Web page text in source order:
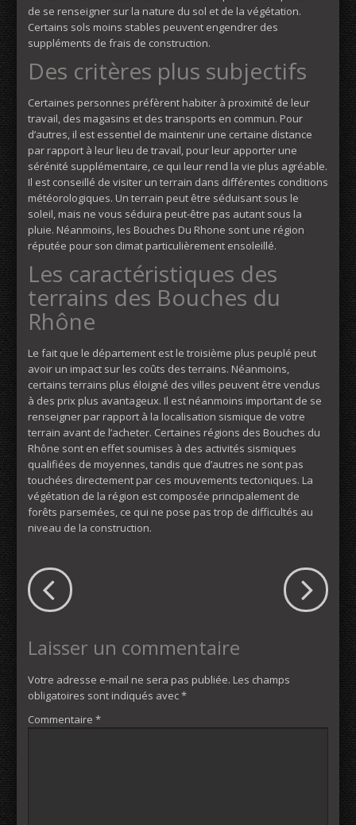
de se renseigner sur la nature du sol et de la végétation.
Certains sols moins stables peuvent engendrer des
suppléments de frais de construction.
Des critères plus subjectifs
Certaines personnes préfèrent habiter à proximité de leur
travail, des magasins et des transports en commun. Pour
d’autres, il est essentiel de maintenir une certaine distance
par rapport à leur lieu de travail, pour leur apporter une
sérénité supplémentaire, ce qui leur rend la vie plus agréable.
Il est conseillé de visiter un terrain dans différentes conditions
météorologiques. Un terrain peut être séduisant sous le
soleil, mais ne vous séduira peut-être pas autant sous la
pluie. Néanmoins, les Bouches Du Rhone sont une région
réputée pour son climat particulièrement ensoleillé.
Les caractéristiques des
terrains des Bouches du
Rhône
Le fait que le département est le troisième plus peuplé peut
avoir un impact sur les coûts des terrains. Néanmoins,
certains terrains plus éloigné des villes peuvent être vendus
à des prix plus avantageux. Il est néanmoins important de se
renseigner par rapport à la localisation sismique de votre
terrain avant de l’acheter. Certaines régions des Bouches du
Rhône sont en effet soumises à des activités sismiques
qualifiées de moyennes, tandis que d’autres ne sont pas
touchées directement par ces mouvements tectoniques. La
végétation de la région est composée principalement de
forêts parsemées, ce qui ne pose pas trop de difficultés au
niveau de la construction.
Laisser un commentaire
Votre adresse e-mail ne sera pas publiée. Les champs
obligatoires sont indiqués avec*
Commentaire *